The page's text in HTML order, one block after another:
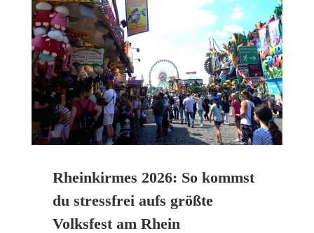
Rheinkirmes 2026: So kommst
du stressfrei aufs größte
Volksfest am Rhein